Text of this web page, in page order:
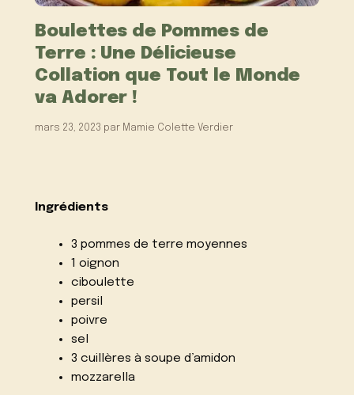
Boulettes de Pommes de
Terre : Une Délicieuse
Collation que Tout le Monde
va Adorer !
mars 23, 2023 par Mamie Colette Verdier
Ingrédients
3 pommes de terre moyennes
1 oignon
ciboulette
persil
poivre
sel
3 cuillères à soupe d’amidon
mozzarella